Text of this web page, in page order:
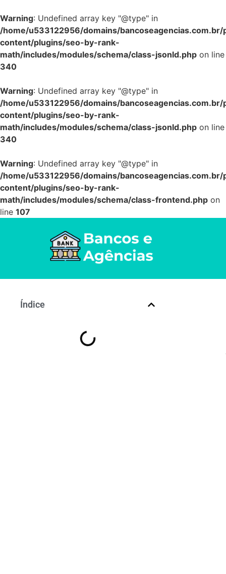
Warning: Undefined array key "@type" in
/home/u533122956/domains/
content/plugins/seo-by-rank-
math/includes/modules/schema/class-jsonld.php on line
340
Warning: Undefined array key "@type" in
/home/u533122956/domains/
content/plugins/seo-by-rank-
math/includes/modules/schema/class-jsonld.php on line
340
Warning: Undefined array key "@type" in
/home/u533122956/domains/
content/plugins/seo-by-rank-
math/includes/modules/schema/class-frontend.php on
line 107
Índice